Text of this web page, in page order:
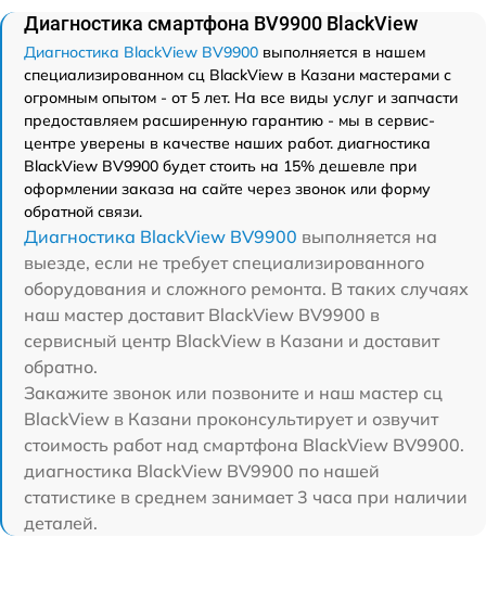
Диагностика смартфона BV9900 BlackView
Диагностика BlackView BV9900 выполняется в нашем
специализированном сц BlackView в Казани мастерами с
огромным опытом - от 5 лет. На все виды услуг и запчасти
предоставляем расширенную гарантию - мы в сервис-
центре уверены в качестве наших работ. диагностика
BlackView BV9900 будет стоить на 15% дешевле при
оформлении заказа на сайте через звонок или форму
обратной связи.
Диагностика BlackView BV9900 выполняется на
выезде, если не требует специализированного
оборудования и сложного ремонта. В таких случаях
наш мастер доставит BlackView BV9900 в
сервисный центр BlackView в Казани и доставит
обратно.
Закажите звонок или позвоните и наш мастер сц
BlackView в Казани проконсультирует и озвучит
стоимость работ над смартфона BlackView BV9900.
диагностика BlackView BV9900 по нашей
статистике в среднем занимает 3 часа при наличии
деталей.